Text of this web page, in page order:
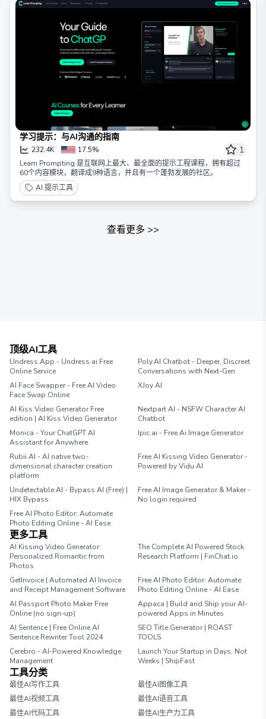
学习提示：与AI沟通的指南
232.4K 17.5% 1
Learn Prompting 是互联网上最大、最全面的提示工程课程，拥有超过
60个内容模块，翻译成9种语言，并且有一个蓬勃发展的社区。
AI 提示工具
查看更多 >>
顶级AI工具
Undress.App - Undress ai Free
Online Service
Poly.AI Chatbot - Deeper, Discreet
Conversations with Next-Gen
AI Face Swapper - Free AI Video
Face Swap Online
XJoy AI
AI Kiss Video Generator Free
edition | AI Kiss Video Generator
Nextpart AI - NSFW Character AI
Chatbot
Monica - Your ChatGPT AI
Assistant for Anywhere
Ipic.ai - Free Ai Image Generator
Rubii AI - AI native two-
dimensional character creation
platform
Free AI Kissing Video Generator -
Powered by Vidu AI
Undetectable AI - Bypass AI (Free) |
HIX Bypass
Free AI Image Generator & Maker -
No login required
Free AI Photo Editor: Automate
Photo Editing Online - AI Ease
更多工具
AI Kissing Video Generator:
Personalized Romantic from
Photos
The Complete AI Powered Stock
Research Platform | FinChat.io
GetInvoice | Automated AI Invoice
and Receipt Management Software
Free AI Photo Editor: Automate
Photo Editing Online - AI Ease
AI Passport Photo Maker Free
Online (no sign-up)
Appaca | Build and Ship your AI-
powered Apps in Minutes
AI Sentence | Free Online AI
Sentence Rewriter Tool 2024
SEO Title Generator | ROAST
TOOLS
Cerebro - AI-Powered Knowledge
Management
Launch Your Startup in Days, Not
Weeks | ShipFast
工具分类
最佳AI写作工具
最佳AI图像工具
最佳AI视频工具
最佳AI语音工具
最佳AI代码工具
最佳AI生产力工具